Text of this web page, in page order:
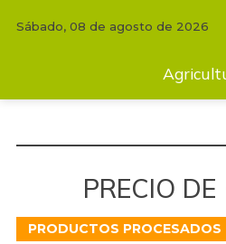
Mascotas
Sábado, 08 de agosto de 2026
PRECIO DE
PRODUCTOS PROCESADOS